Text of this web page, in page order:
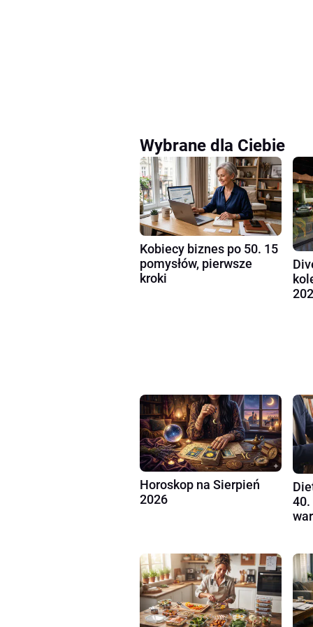
Wybrane dla Ciebie
Kobiecy biznes po 50. 15
pomysłów, pierwsze
kroki
Horoskop na Sierpień
2026
40.